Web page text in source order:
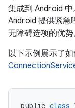
集成到 Android
Android 提供紧急
无障碍选项的优
以下示例展示了
public class